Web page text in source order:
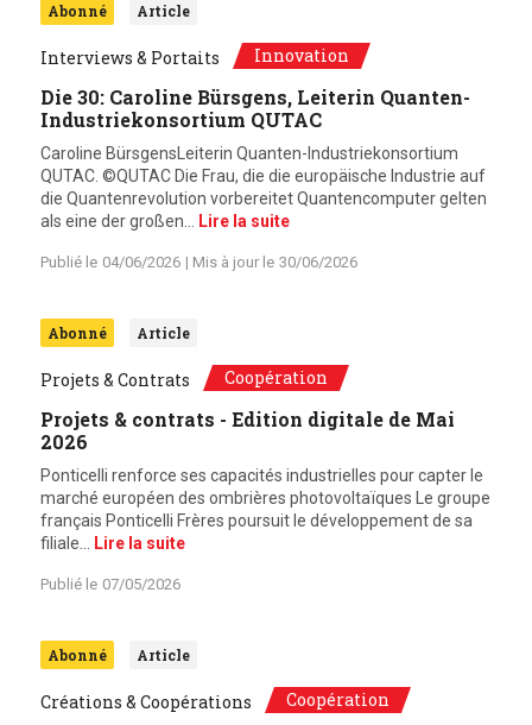
Abonné Article
Interviews & Portaits Innovation
Die 30: Caroline Bürsgens, Leiterin Quanten-
Industriekonsortium QUTAC
Caroline BürsgensLeiterin Quanten-Industriekonsortium
QUTAC. ©QUTAC Die Frau, die die europäische Industrie auf
die Quantenrevolution vorbereitet Quantencomputer gelten
als eine der großen…
Lire la suite
Publié le 04/06/2026 | Mis à jour le 30/06/2026
Abonné Article
Projets & Contrats Coopération
Projets & contrats - Edition digitale de Mai
2026
Ponticelli renforce ses capacités industrielles pour capter le
marché européen des ombrières photovoltaïques Le groupe
français Ponticelli Frères poursuit le développement de sa
filiale…
Lire la suite
Publié le 07/05/2026
Abonné Article
Créations & Coopérations Coopération